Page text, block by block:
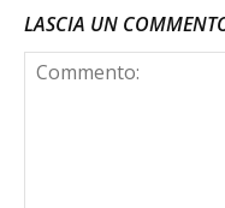
LASCIA UN